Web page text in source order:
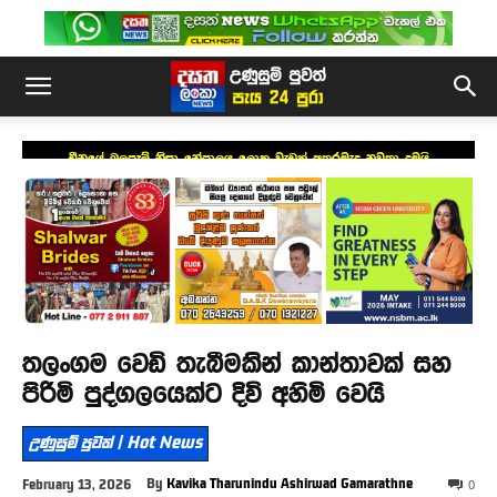
චීනයේ බලපෑම් නිසා නේපාලය ලොකු වැඩක් අතරමැද නවතා දමයි
තලංගම වෙඩි තැබීමකින් කාන්තාවක් සහ
පිරිමි පුද්ගලයෙක්ට දිවි අහිමි වෙයි
උණුසුම් පුවත් | Hot News
February 13, 2026 By Kavika Tharunindu Ashirwad Gamarathne 0